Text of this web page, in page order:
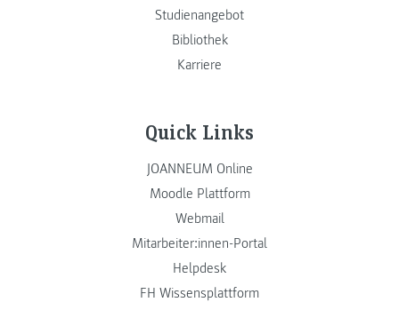
Studienangebot
Bibliothek
Karriere
Quick Links
JOANNEUM Online
Moodle Plattform
Webmail
Mitarbeiter:innen-Portal
Helpdesk
FH Wissensplattform